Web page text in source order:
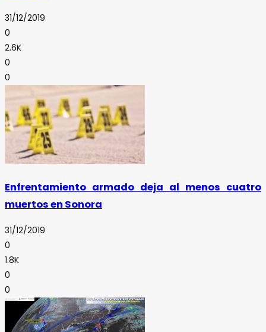
31/12/2019
0
2.6K
0
0
Enfrentamiento armado deja al menos cuatro
muertos en Sonora
31/12/2019
0
1.8K
0
0